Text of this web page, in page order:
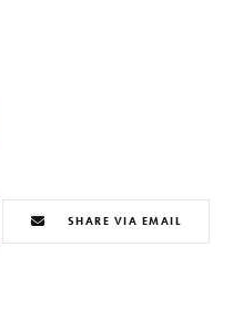
SHARE VIA EMAIL